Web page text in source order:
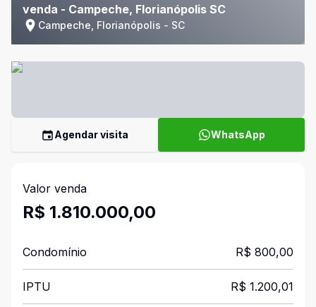
venda - Campeche, Florianópolis SC
Campeche, Florianópolis - SC
Agendar visita WhatsApp
Valor venda
R$ 1.810.000,00
Condomínio R$ 800,00
IPTU R$ 1.200,01